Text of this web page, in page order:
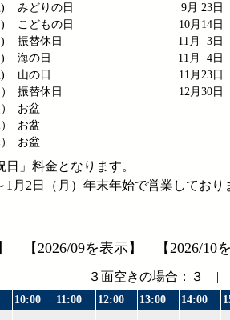
みどりの日
9月 23日
こどもの日
10月14日
振替休日
11月 3日
海の日
11月 4日
山の日
11月23日
振替休日 12月30日
お盆
お盆
お盆
」料金となります。
1月2日（月）年末年始で営業しており
【2026/09を表示】 【2026/10
３面空きの場合：３
10:00 11:00 12:00 13:00 14:00